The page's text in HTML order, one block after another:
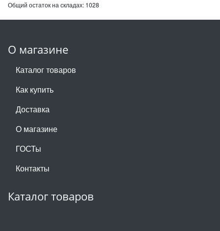
Общий остаток на складах: 1028
О магазине
Каталог товаров
Как купить
Доставка
О магазине
ГОСТы
Контакты
Каталог товаров